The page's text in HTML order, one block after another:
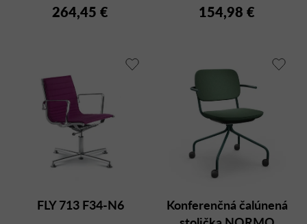
264,45 € 154,98 €
FLY 713 F34-N6
Konferenčná čalúnená